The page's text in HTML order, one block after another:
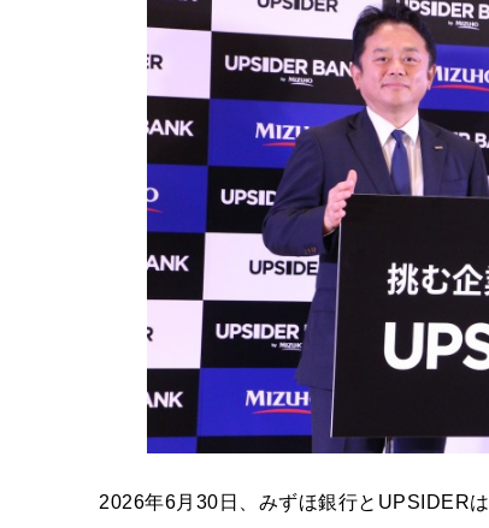
2026年6月30日、みずほ銀行とUPSIDER